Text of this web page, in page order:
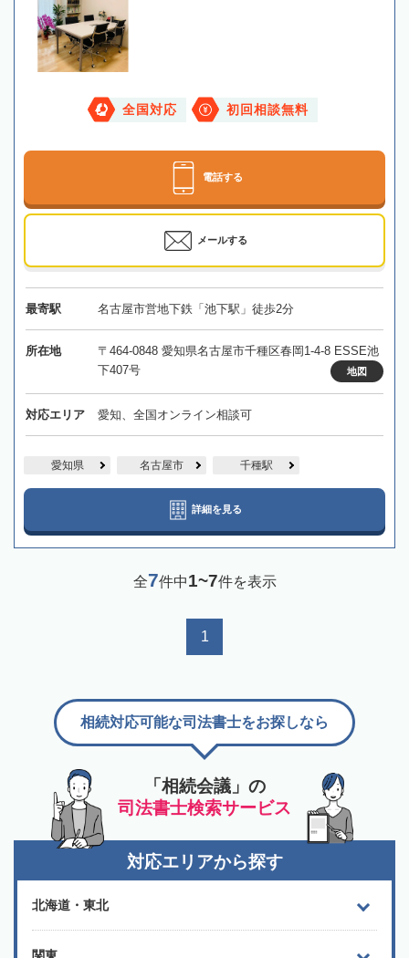
全国対応 初回相談無料
電話する
メールする
最寄駅 名古屋市営地下鉄「池下駅」徒歩2分
所在地
〒464-0848 愛知県名古屋市千種区春岡1-4-8 ESSE池
下407号
地図
対応エリア 愛知、全国オンライン相談可
愛知県 名古屋市 千種駅
詳細を見る
全7件中1~7件を表示
1
「相続会議」の
司法書士検索サービス
相続対応可能な司法書士をお探しなら
対応エリアから探す
北海道・東北